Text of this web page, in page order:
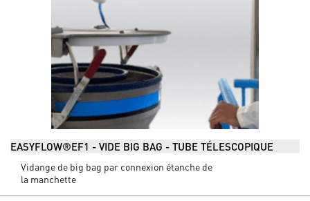
EASYFLOW®EF1 - VIDE BIG BAG - TUBE TÉLESCOPIQUE
Vidange de big bag par connexion étanche de
la manchette